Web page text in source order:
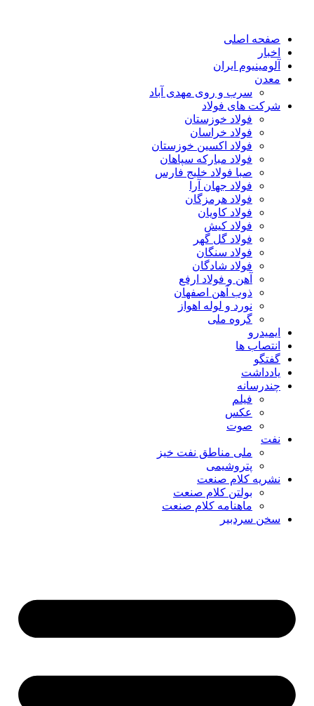
صفحه اصلی
اخبار
آلومینیوم ایران
معدن
سرب و روی مهدی آباد
شرکت های فولاد
فولاد خوزستان
فولاد خراسان
فولاد اکسین خوزستان
فولاد مبارکه سپاهان
صبا فولاد خلیج فارس
فولاد جهان آرا
فولاد هرمزگان
فولاد کاویان
فولاد کیش
فولاد گل گهر
فولاد سنگان
فولاد شادگان
آهن و فولاد ارفع
ذوب آهن اصفهان
نورد و لوله اهواز
گروه ملی
ایمیدرو
انتصاب ها
گفتگو
یادداشت
چندرسانه
فیلم
عکس
صوت
نفت
ملی مناطق نفت خیز
پتروشیمی
نشریه کلام صنعت
بولتن کلام صنعت
ماهنامه کلام صنعت
سخن سردبیر